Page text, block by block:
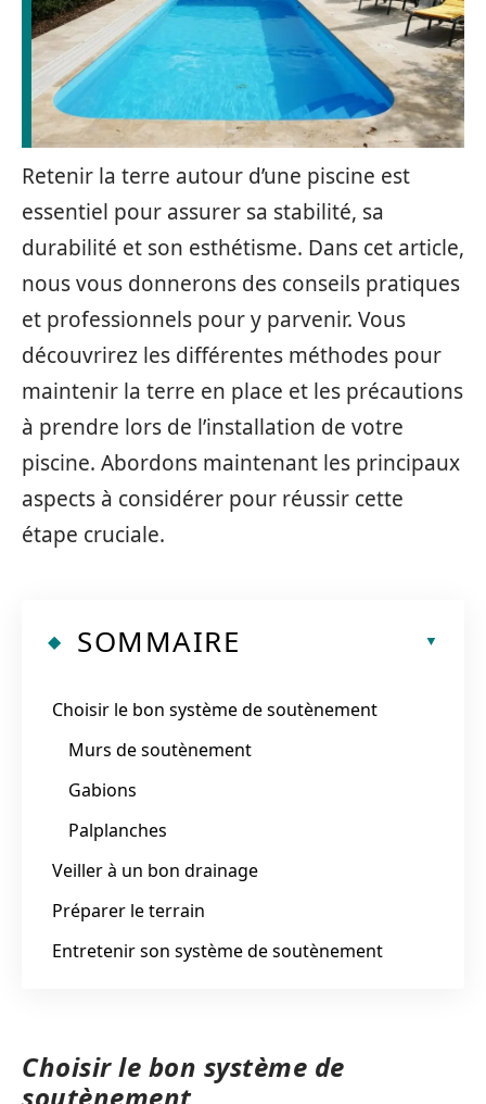
Retenir la terre autour d’une piscine est
essentiel pour assurer sa stabilité, sa
durabilité et son esthétisme. Dans cet article,
nous vous donnerons des conseils pratiques
et professionnels pour y parvenir. Vous
découvrirez les différentes méthodes pour
maintenir la terre en place et les précautions
à prendre lors de l’installation de votre
piscine. Abordons maintenant les principaux
aspects à considérer pour réussir cette
étape cruciale.
SOMMAIRE
Choisir le bon système de soutènement
Murs de soutènement
Gabions
Palplanches
Veiller à un bon drainage
Préparer le terrain
Entretenir son système de soutènement
Choisir le bon système de